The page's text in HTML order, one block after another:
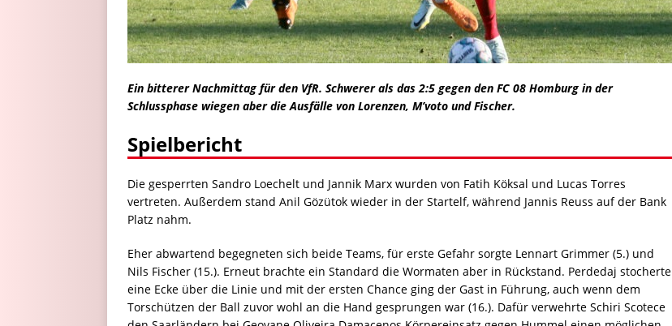
Ein bitterer Nachmittag für den VfR. Schwerer als das 2:5 gegen den FC 08 Homburg in der
Schlussphase wiegen aber die Ausfälle von Lorenzen, M’voto und Fischer.
Spielbericht
Die gesperrten Sandro Loechelt und Jannik Marx wurden von Fatih Köksal und Lucas Torres
vertreten. Außerdem stand Anil Gözütok wieder in der Startelf, während Jannis Reuss auf der Bank
Platz nahm.
Eher abwartend begegneten sich beide Teams, für erste Gefahr sorgte Lennart Grimmer (5.) und
Nils Fischer (15.). Erneut brachte ein Standard die Wormaten aber in Rückstand. Perdedaj stocherte
eine Ecke über die Linie und mit der ersten Chance ging der Gast in Führung, auch wenn dem
Torschützen der Ball zuvor wohl an die Hand gesprungen war (16.). Dafür verwehrte Schiri Scotece